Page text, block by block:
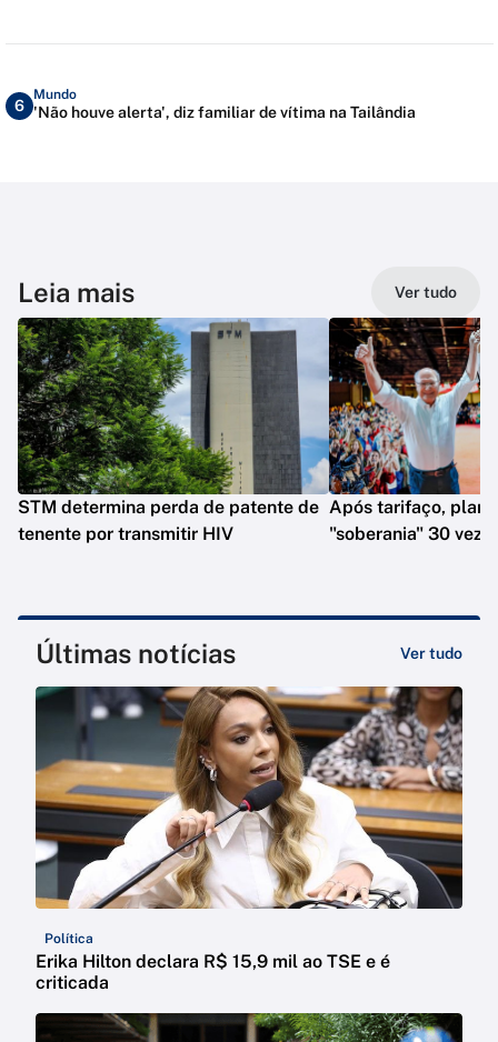
6
Mundo
'Não houve alerta', diz familiar de vítima na Tailândia
Leia mais Ver tudo
STM determina perda de patente de
tenente por transmitir HIV
Após tarifaço,
"soberania" 30
Últimas notícias Ver tudo
Política
Erika Hilton declara R$ 15,9 mil ao TSE e é
criticada